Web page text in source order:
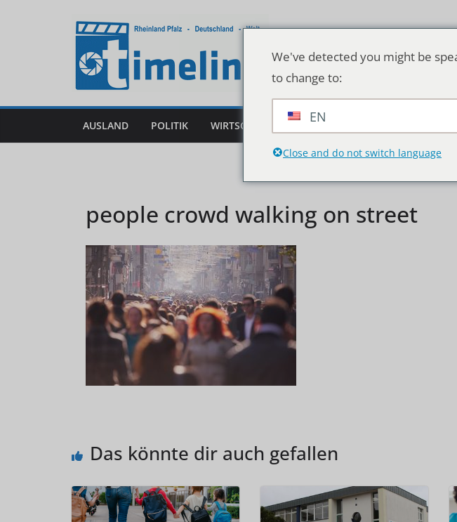
AUSLAND POLITIK WIRTSCHAFT DEUTSCHLAND & WELT
people crowd walking on street
Das könnte dir auch gefallen
We've detected you might be
to change to:
EN
Close and do not switch language